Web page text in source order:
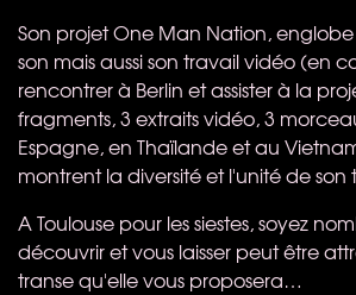
Son projet One Man Nation, englobe
son mais aussi son travail vidéo (en
rencontrer à Berlin et assister à la
fragments, 3 extraits vidéo, 3
Espagne, en Thaïlande et au
montrent la diversité et l'unité de son
A Toulouse pour les siestes, soyez
découvrir et vous laisser peut être
transe qu'elle vous proposera…